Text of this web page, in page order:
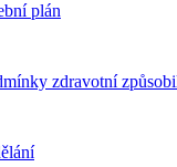
plán
zdravotní